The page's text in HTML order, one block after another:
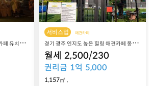
인
천 서구 초대형 옥자네 애견카페 유치원호텔미용 매장 매매 양도
서비스업 애견카페
경
기 광주 인지도 높은 힐링 애견카페 몽실이네 매장 매매 양도
월세 2,500/230
권리금 1억 5,000
1,157㎡ ,